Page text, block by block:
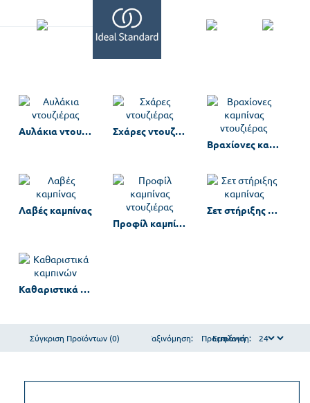
Αυλάκια ντουζιέρας
Σχάρες ντουζιέρας
Βραχίονες καμπίνας ντουζιέρας
Λαβές καμπίνας
Προφίλ καμπίνας ντουζιέρας
Σετ στήριξης καμπίνας
Καθαριστικά καμπινών
Σύγκριση Προϊόντων (0) Εμφάνιση:
Ταξινόμηση: